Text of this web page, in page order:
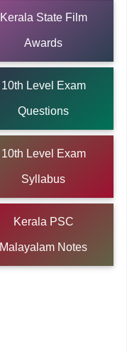
Kerala State Film
Awards
10th Level Exam
Questions
10th Level Exam
Syllabus
Kerala PSC
Malayalam Notes